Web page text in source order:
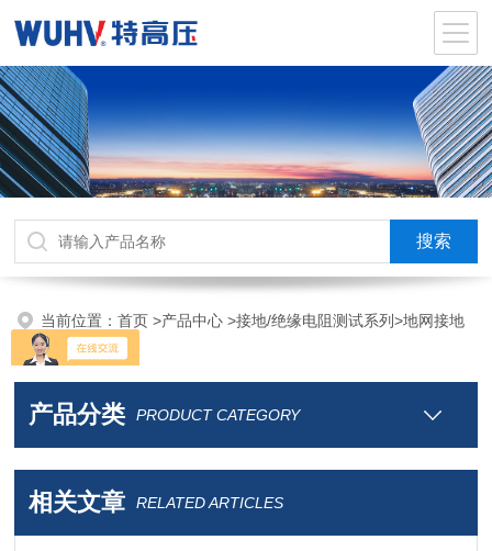
当前位置：首页>产品中心>接地/绝缘电阻测试系列>地网接地
电阻测试仪
产品分类 PRODUCT CATEGORY
相关文章 RELATED ARTICLES